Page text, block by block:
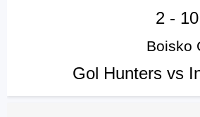
2- 10
Boisko
Gol Hunters vs